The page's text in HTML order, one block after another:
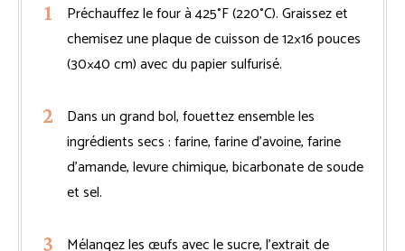
Préchauffez le four à 425°F (220°C). Graissez et
chemisez une plaque de cuisson de 12×16 pouces
(30×40 cm) avec du papier sulfurisé.
Dans un grand bol, fouettez ensemble les
ingrédients secs : farine, farine d’avoine, farine
d’amande, levure chimique, bicarbonate de soude
et sel.
Mélangez les œufs avec le sucre, l’extrait de